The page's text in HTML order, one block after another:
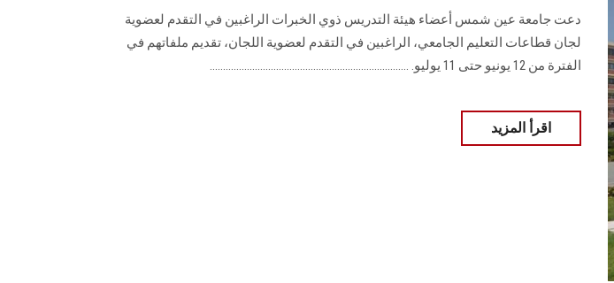
دعت جامعة عين شمس أعضاء هيئة التدريس ذوي الخبرات الراغبين في التقدم لعضوية
لجان ‏قطاعات التعليم الجامعي، الراغبين في التقدم لعضوية اللجان، تقديم ملفاتهم في
الفترة من 12 ‏يونيو حتى 11 يوليو.‏ ...........................................................................
اقرأ المزيد